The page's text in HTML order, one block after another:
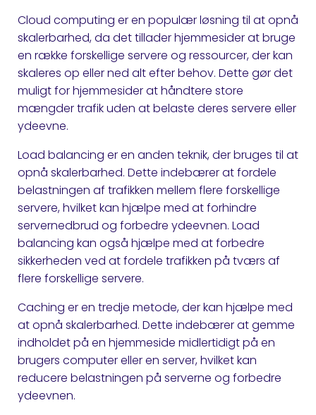
Cloud computing er en populær løsning til at opnå
skalerbarhed, da det tillader hjemmesider at bruge
en række forskellige servere og ressourcer, der kan
skaleres op eller ned alt efter behov. Dette gør det
muligt for hjemmesider at håndtere store
mængder trafik uden at belaste deres servere eller
ydeevne.
Load balancing er en anden teknik, der bruges til at
opnå skalerbarhed. Dette indebærer at fordele
belastningen af ​​trafikken mellem flere forskellige
servere, hvilket kan hjælpe med at forhindre
servernedbrud og forbedre ydeevnen. Load
balancing kan også hjælpe med at forbedre
sikkerheden ved at fordele trafikken på tværs af
flere forskellige servere.
Caching er en tredje metode, der kan hjælpe med
at opnå skalerbarhed. Dette indebærer at gemme
indholdet på en hjemmeside midlertidigt på en
brugers computer eller en server, hvilket kan
reducere belastningen på serverne og forbedre
ydeevnen.